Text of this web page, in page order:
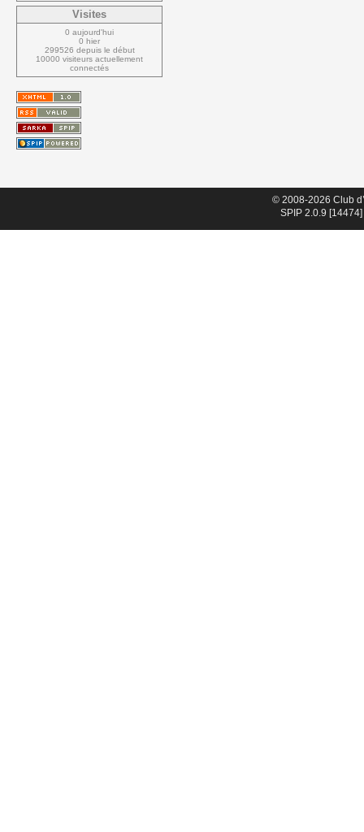
Visites
0 aujourd'hui
0 hier
299526 depuis le début
10000 visiteurs actuellement
connectés
© 2008-2026 Club
SPIP 2.0.9 [14474]